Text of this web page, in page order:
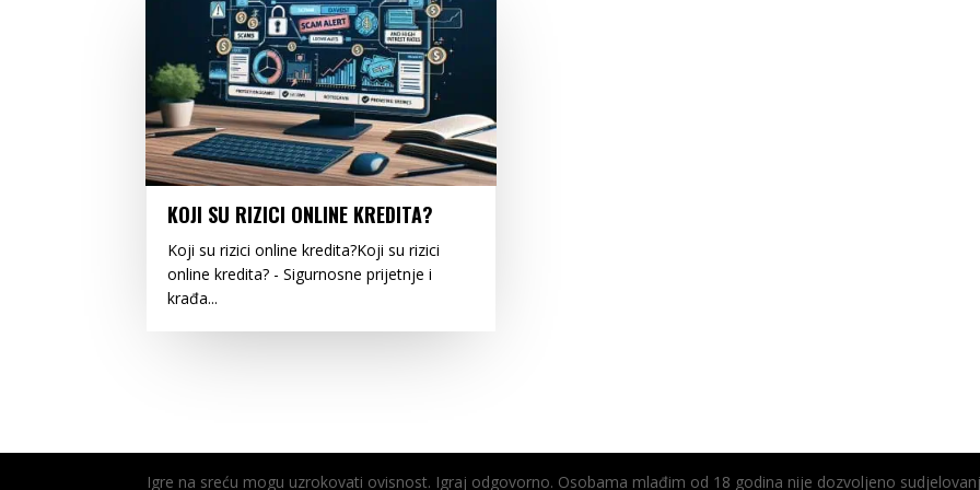
KOJI SU RIZICI ONLINE KREDITA?
Koji su rizici online kredita?Koji su rizici
online kredita? - Sigurnosne prijetnje i
krađa...
Igre na sreću mogu uzrokovati ovisnost. Igraj odgovorno. Osobama mlađim od 18 godina nije dozvoljeno